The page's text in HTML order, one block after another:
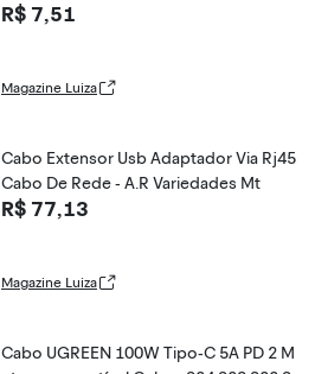
R$ 7,51
Magazine Luiza
Cabo Extensor Usb Adaptador Via Rj45
Cabo De Rede - A.R Variedades Mt
R$ 77,13
Magazine Luiza
Cabo UGREEN 100W Tipo-C 5A PD 2 M